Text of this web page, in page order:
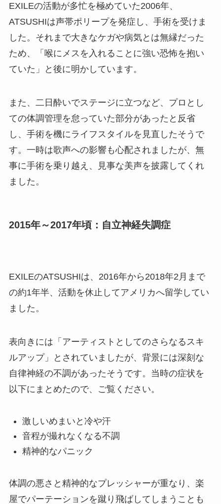
EXILEの活動が多忙を極めていた2006年、
ATSUSHIは声帯ポリープを発症し、手術を受けま
した。それまで大きなケガや病気とは無縁だった
ため、「喉にメスを入れることに強い恐怖を抱い
ていた」と後に明かしています。
また、二日酔いでステージに立つなど、プロとし
ての体調管理を怠っていた部分があったと反省
し、手術を機にライフスタイルを見直したそうで
す。一時は歌声への影響も心配されましたが、無
事に手術を乗り越え、見事な美声を披露してくれ
ました。
2015年～2017年頃：自立神経失調症
EXILEのATSUSHIは、2016年から2018年2月まで
の約1年半、活動を休止してアメリカへ留学してい
ました。
表向きには「アーティストとしてのさらなるスキ
ルアップ」とされていましたが、背景には深刻な
自律神経の不調があったそうです。当時の症状を
以下にまとめたので、ご覧ください。
激しいめまいと冷や汗
音程が撮れなくなる不調
精神的なパニック
体調の悪さと精神的なプレッシャーが重なり、楽
屋でパーテーションを蹴り飛ばしてしまうことも